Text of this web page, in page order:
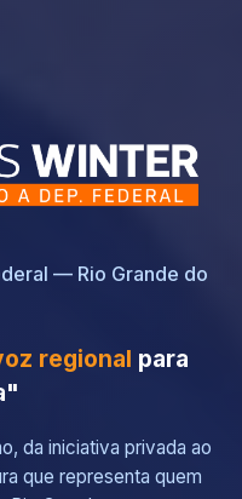
— Rio Grande do
regional para
da iniciativa privada ao
que representa quem